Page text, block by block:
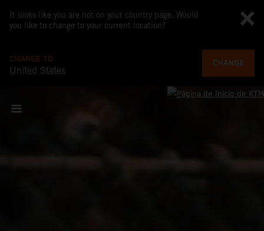
It looks like you are not on your country page. Would
you like to change to your current location?
CHANGE TO
United States
CHANGE